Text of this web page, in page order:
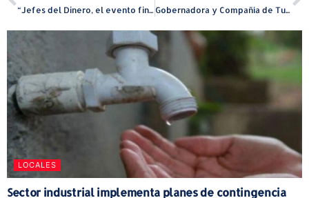
“Jefes del Dinero, el evento financiero líder, celebra su segunda edición” Gobernadora y Compañía de Turismo de Puerto Rico lanzan Ruta Gastronómica, Turística y Cultural Mar y Tierra para impulsar el desarrollo económico de 15 municipios
LOCALES
Sector industrial implementa planes de contingencia